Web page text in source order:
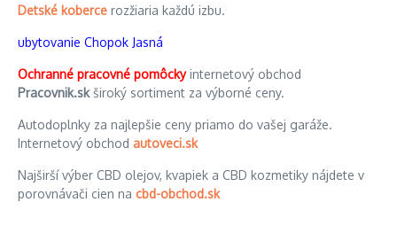
Detské koberce rozžiaria každú izbu.
ubytovanie Chopok Jasná
Ochranné pracovné pomôckyinternetový obchod
Pracovnik.skširoký sortiment za výborné ceny.
Autodoplnky za najlepšie ceny priamo do vašej garáže.
Internetový obchod autoveci.sk
Najširší výber CBD olejov, kvapiek a CBD kozmetiky nájdete v
porovnávači cien na cbd-obchod.sk